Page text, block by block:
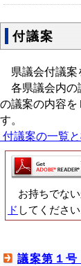
付議案
県議会付議案
各県議会内の
の議案の内容を
す。
付議案の一覧と
お持ちでない
ド してください
議案第１